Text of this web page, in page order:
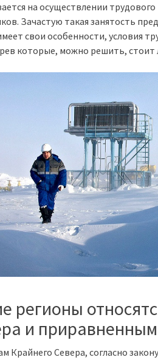
на осуществлении
Зачастую такая занятость
свои особенности, условия
которые, можно решить, стоит
регионы
и
Крайнего Севера, согласно